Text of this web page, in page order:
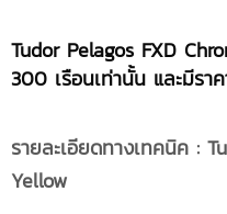
Tudor Pelagos FXD
300 เรือนเท่านั้น และมีร
รายละเอียดทางเทคนิค :
Yellow